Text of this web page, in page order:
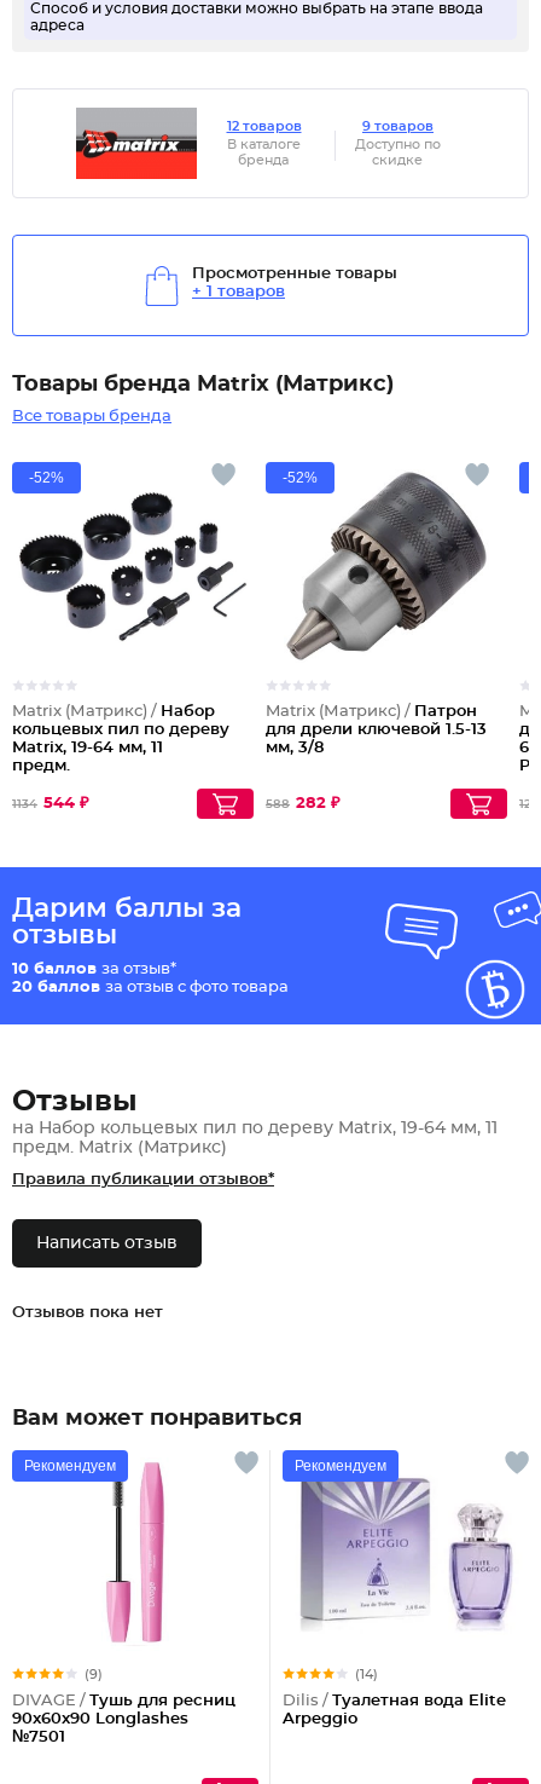
Способ и условия доставки можно выбрать на этапе ввода
адреса
12 товаров
В каталоге
бренда
9 товаров
Доступно по
скидке
Просмотренные товары
+ 1 товаров
Товары бренда Matrix (Матрикс)
Все товары бренда
-52%
Matrix (Матрикс) / Набор
кольцевых пил по дереву
Matrix, 19-64 мм, 11
предм.
1134 544 ₽
-52%
Matrix (Матрикс) / Патрон
для дрели ключевой 1.5-13
мм, 3/8
588 282 ₽
Дарим баллы за
отзывы
10 баллов за отзыв*
20 баллов за отзыв с фото товара
Отзывы
на Набор кольцевых пил по дереву Matrix, 19-64 мм, 11
предм. Matrix (Матрикс)
Правила публикации отзывов*
Написать отзыв
Отзывов пока нет
Вам может понравиться
Рекомендуем
(9)
DIVAGE / Тушь для ресниц
90x60x90 Longlashes
№7501
Рекомендуем
(14)
Dilis / Туалетная вода Elite
Arpeggio